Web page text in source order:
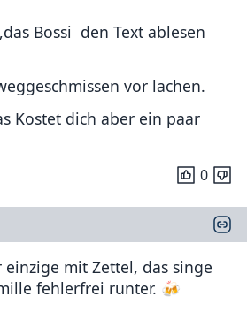
Bossi den Text ablesen
vor lachen.
Kostet dich aber ein paar
0
mit Zettel, das singe
fehlerfrei runter. 🍻